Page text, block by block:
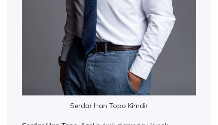
Serdar Han Topo Kimdir